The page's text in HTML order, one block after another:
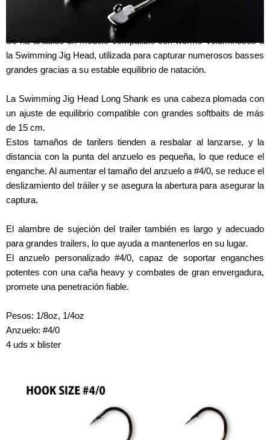
Se ha añadido un modelo compatible con worms voluminosos a
la Swimming Jig Head, utilizada para capturar numerosos basses
grandes gracias a su estable equilibrio de natación.
La Swimming Jig Head Long Shank es una cabeza plomada con
un ajuste de equilibrio compatible con grandes softbaits de más
de 15 cm.
Estos tamaños de tarilers tienden a resbalar al lanzarse, y la
distancia con la punta del anzuelo es pequeña, lo que reduce el
enganche. Al aumentar el tamaño del anzuelo a #4/0, se reduce el
deslizamiento del tráiler y se asegura la abertura para asegurar la
captura.
El alambre de sujeción del trailer también es largo y adecuado
para grandes trailers, lo que ayuda a mantenerlos en su lugar.
El anzuelo personalizado #4/0, capaz de soportar enganches
potentes con una caña heavy y combates de gran envergadura,
promete una penetración fiable.
Pesos: 1/8oz, 1/4oz
Anzuelo: #4/0
4 uds x blister